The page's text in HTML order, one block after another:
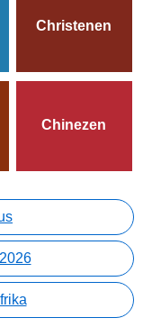
Christenen
Chinezen